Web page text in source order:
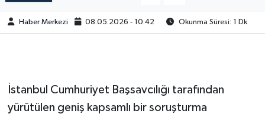
Haber Merkezi 08.05.2026 - 10:42 Okunma Süresi: 1 Dk
İstanbul Cumhuriyet Başsavcılığı tarafından
yürütülen geniş kapsamlı bir soruşturma